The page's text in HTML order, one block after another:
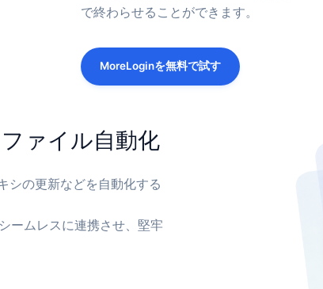
で終わらせることができます。
MoreLoginを無料で試す
ァイル自動化
シの更新などを自動化する
ームレスに連携させ、堅牢